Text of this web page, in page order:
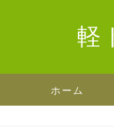
軽
ホーム